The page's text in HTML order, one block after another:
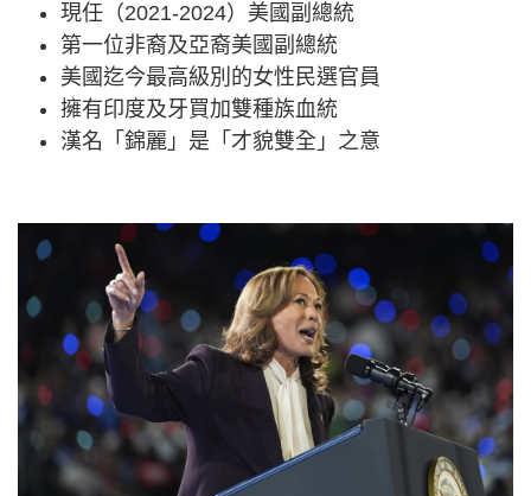
現任（2021-2024）美國副總統
第一位非裔及亞裔美國副總統
美國迄今最高級別的女性民選官員
擁有印度及牙買加雙種族血統
漢名「錦麗」是「才貌雙全」之意